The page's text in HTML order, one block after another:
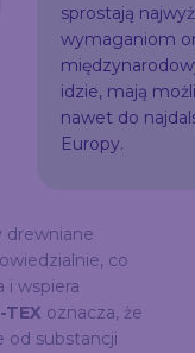
sprostają
wymaganiom
idzie, mają
nawet do
Europy.
drewniane
co
i wspiera
TEX oznacza, że
od substancji